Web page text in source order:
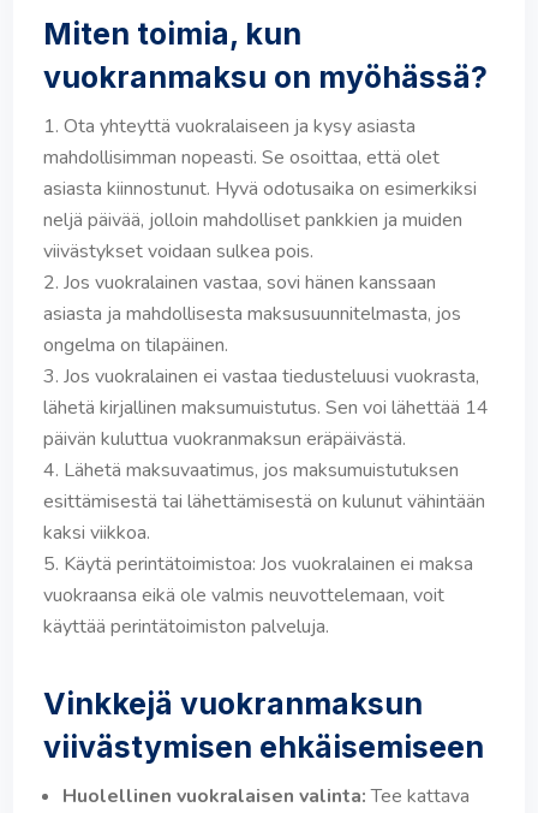
Miten toimia, kun
vuokranmaksu on myöhässä?
Ota yhteyttä vuokralaiseen ja kysy asiasta
mahdollisimman nopeasti. Se osoittaa, että olet
asiasta kiinnostunut. Hyvä odotusaika on esimerkiksi
neljä päivää, jolloin mahdolliset pankkien ja muiden
viivästykset voidaan sulkea pois.
Jos vuokralainen vastaa, sovi hänen kanssaan
asiasta ja mahdollisesta maksusuunnitelmasta, jos
ongelma on tilapäinen.
Jos vuokralainen ei vastaa tiedusteluusi vuokrasta,
lähetä kirjallinen maksumuistutus. Sen voi lähettää 14
päivän kuluttua vuokranmaksun eräpäivästä.
Lähetä maksuvaatimus, jos maksumuistutuksen
esittämisestä tai lähettämisestä on kulunut vähintään
kaksi viikkoa.
Käytä perintätoimistoa: Jos vuokralainen ei maksa
vuokraansa eikä ole valmis neuvottelemaan, voit
käyttää perintätoimiston palveluja.
Vinkkejä vuokranmaksun
viivästymisen ehkäisemiseen
Huolellinen vuokralaisen valinta:Tee kattava